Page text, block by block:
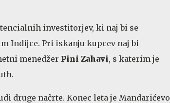
investitorjev, ki naj bi se
Indijce. Pri iskanju kupcev naj bi
menedžer Pini Zahavi, s katerim je
druge načrte. Konec leta je Mandarićevo